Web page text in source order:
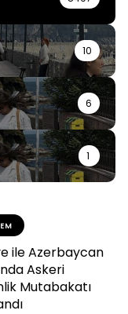
10
6
1
ile Azerbaycan
Askeri
Mutabakatı